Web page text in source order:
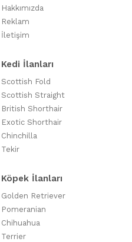
Hakkımızda
Reklam
İletişim
Kedi İlanları
Scottish Fold
Scottish Straight
British Shorthair
Exotic Shorthair
Chinchilla
Tekir
Köpek İlanları
Golden Retriever
Pomeranian
Chihuahua
Terrier